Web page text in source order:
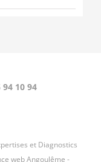
94 10 94
et Diagnostics
web Angoulême -